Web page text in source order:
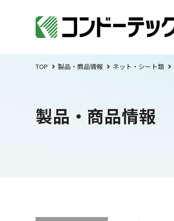
TOP 製品・商品情報 ネット・シート類
製品・商品情報